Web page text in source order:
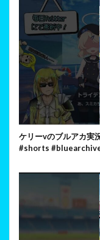
ケリーvのブルアカ実
#shorts